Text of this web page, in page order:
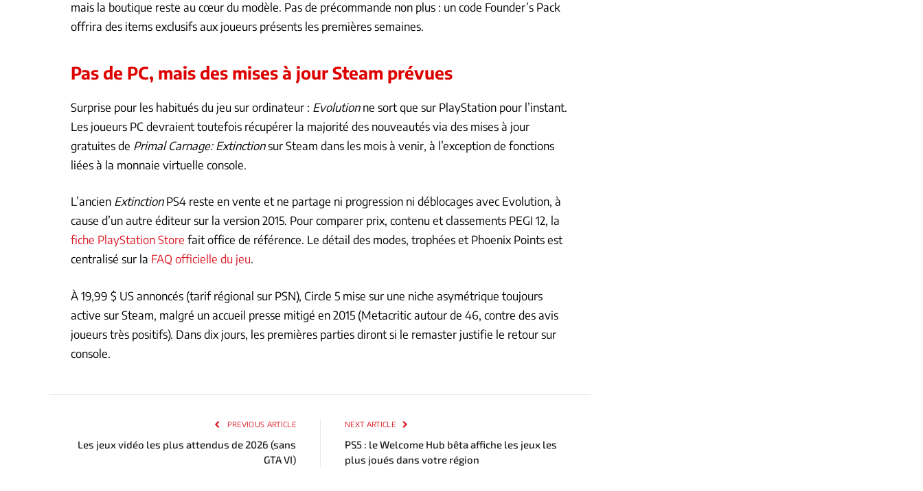
mais la boutique reste au cœur du modèle. Pas de précommande non plus : un code Founder’s Pack
offrira des items exclusifs aux joueurs présents les premières semaines.
Pas de PC, mais des mises à jour Steam prévues
Surprise pour les habitués du jeu sur ordinateur : Evolutionne sort que sur PlayStation pour l’instant.
Les joueurs PC devraient toutefois récupérer la majorité des nouveautés via des mises à jour
gratuites de Primal Carnage: Extinctionsur Steam dans les mois à venir, à l’exception de fonctions
liées à la monnaie virtuelle console.
L’ancien ExtinctionPS4 reste en vente et ne partage ni progression ni déblocages avec Evolution, à
cause d’un autre éditeur sur la version 2015. Pour comparer prix, contenu et classements PEGI 12, la
fiche PlayStation Store fait office de référence. Le détail des modes, trophées et Phoenix Points est
centralisé sur la FAQ officielle du jeu.
À 19,99 $ US annoncés (tarif régional sur PSN), Circle 5 mise sur une niche asymétrique toujours
active sur Steam, malgré un accueil presse mitigé en 2015 (Metacritic autour de 46, contre des avis
joueurs très positifs). Dans dix jours, les premières parties diront si le remaster justifie le retour sur
console.
PREVIOUS ARTICLE
Les jeux vidéo les plus attendus de 2026 (sans
GTA VI)
NEXT ARTICLE
PS5 : le Welcome Hub bêta affiche les jeux les
plus joués dans votre région